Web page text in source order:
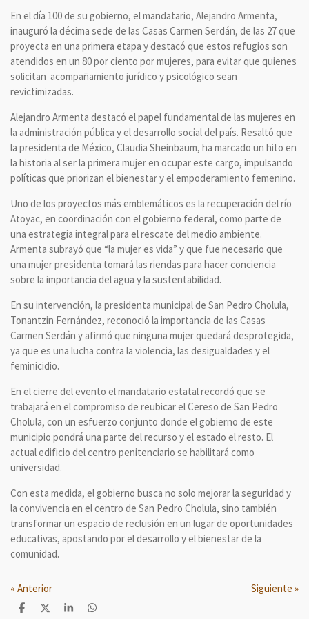
En el día 100 de su gobierno, el mandatario, Alejandro Armenta,
inauguró la décima sede de las Casas Carmen Serdán, de las 27 que
proyecta en una primera etapa y destacó que estos refugios son
atendidos en un 80 por ciento por mujeres, para evitar que quienes
solicitan acompañamiento jurídico y psicológico sean
revictimizadas.
Alejandro Armenta destacó el papel fundamental de las mujeres en
la administración pública y el desarrollo social del país. Resaltó que
la presidenta de México, Claudia Sheinbaum, ha marcado un hito en
la historia al ser la primera mujer en ocupar este cargo, impulsando
políticas que priorizan el bienestar y el empoderamiento femenino.
Uno de los proyectos más emblemáticos es la recuperación del río
Atoyac, en coordinación con el gobierno federal, como parte de
una estrategia integral para el rescate del medio ambiente.
Armenta subrayó que “la mujer es vida” y que fue necesario que
una mujer presidenta tomará las riendas para hacer conciencia
sobre la importancia del agua y la sustentabilidad.
En su intervención, la presidenta municipal de San Pedro Cholula,
Tonantzin Fernández, reconoció la importancia de las Casas
Carmen Serdán y afirmó que ninguna mujer quedará desprotegida,
ya que es una lucha contra la violencia, las desigualdades y el
feminicidio.
En el cierre del evento el mandatario estatal recordó que se
trabajará en el compromiso de reubicar el Cereso de San Pedro
Cholula, con un esfuerzo conjunto donde el gobierno de este
municipio pondrá una parte del recurso y el estado el resto. El
actual edificio del centro penitenciario se habilitará como
universidad.
Con esta medida, el gobierno busca no solo mejorar la seguridad y
la convivencia en el centro de San Pedro Cholula, sino también
transformar un espacio de reclusión en un lugar de oportunidades
educativas, apostando por el desarrollo y el bienestar de la
comunidad.
« Anterior Siguiente »
C
C
C
C